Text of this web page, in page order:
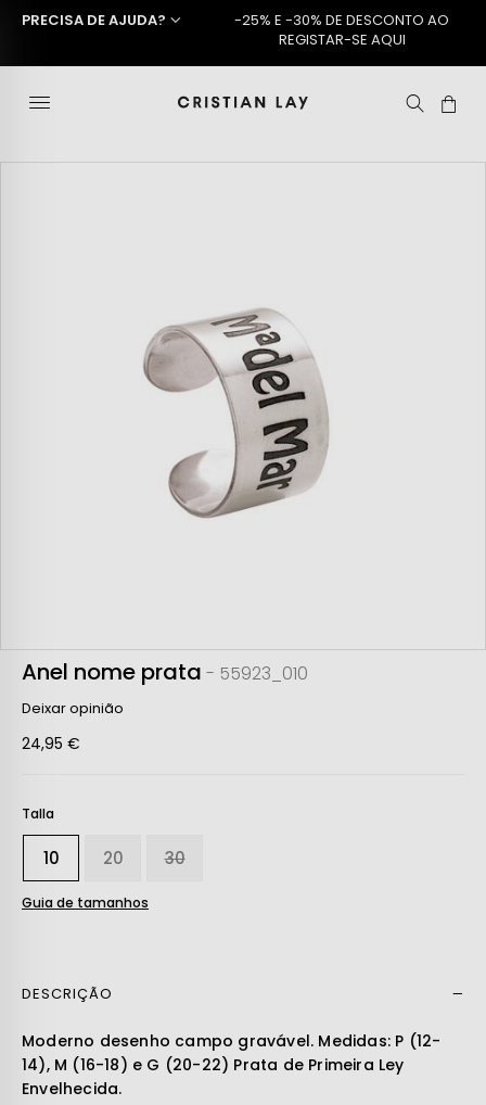
PRECISA DE AJUDA?
-25% E -30% DE DESCONTO AO
REGISTAR-SE AQUI
Anel nome prata - 55923_010
Deixar opinião
24,95 €
Talla
10 20 30
Guia de tamanhos
DESCRIÇÃO
Moderno desenho campo gravável. Medidas: P (12-
14), M (16-18) e G (20-22) Prata de Primeira Ley
Envelhecida.